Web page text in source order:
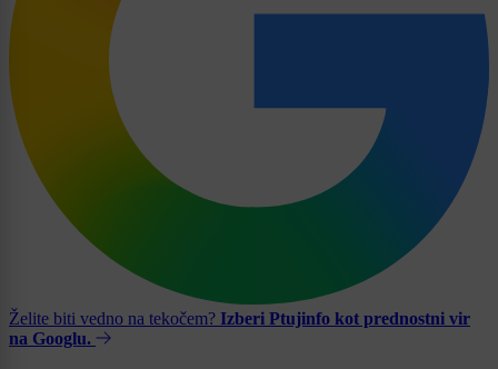
Želite biti vedno na tekočem? Izberi Ptujinfo kot prednostni vir
na Googlu.